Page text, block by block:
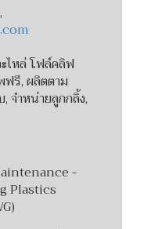
,
ไหล่ โฟล์คลิฟ
รี, ผลิตตาม
จำหน่ายลูกกลิ้ง,
-
Plastics